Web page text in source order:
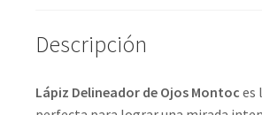
Descripción
Lápiz Delineador de Ojos Montoc es